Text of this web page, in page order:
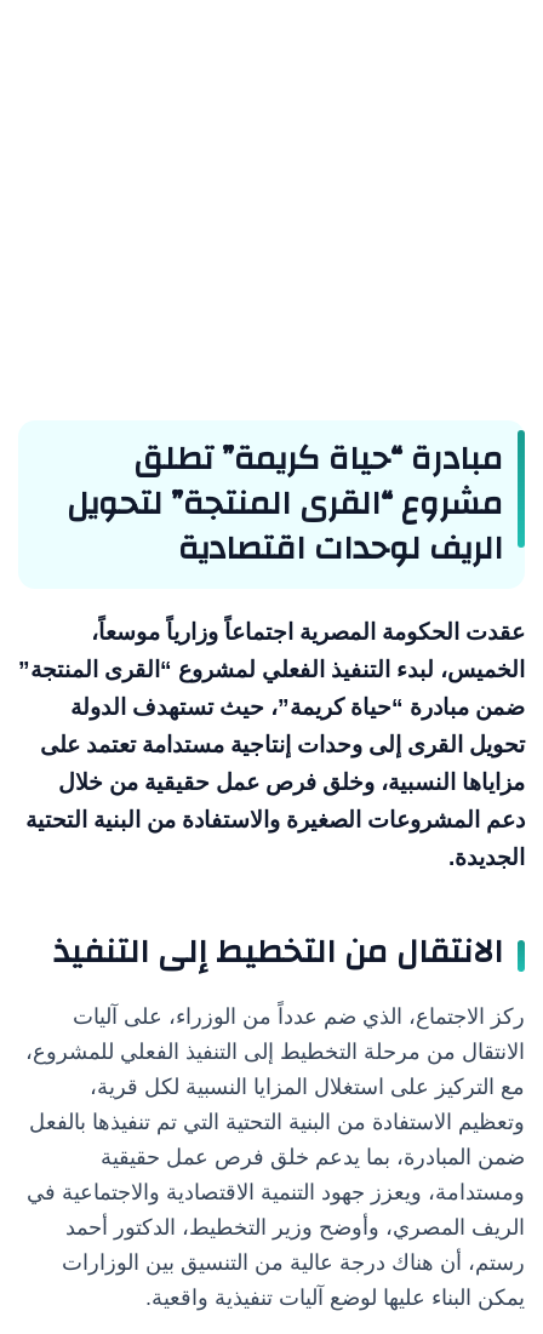
مبادرة “حياة كريمة” تطلق
مشروع “القرى المنتجة” لتحويل
الريف لوحدات اقتصادية
عقدت الحكومة المصرية اجتماعاً وزارياً موسعاً،
الخميس، لبدء التنفيذ الفعلي لمشروع “القرى المنتجة”
ضمن مبادرة “حياة كريمة”، حيث تستهدف الدولة
تحويل القرى إلى وحدات إنتاجية مستدامة تعتمد على
مزاياها النسبية، وخلق فرص عمل حقيقية من خلال
دعم المشروعات الصغيرة والاستفادة من البنية التحتية
الجديدة.
الانتقال من التخطيط إلى التنفيذ
ركز الاجتماع، الذي ضم عدداً من الوزراء، على آليات
الانتقال من مرحلة التخطيط إلى التنفيذ الفعلي للمشروع،
مع التركيز على استغلال المزايا النسبية لكل قرية،
وتعظيم الاستفادة من البنية التحتية التي تم تنفيذها بالفعل
ضمن المبادرة، بما يدعم خلق فرص عمل حقيقية
ومستدامة، ويعزز جهود التنمية الاقتصادية والاجتماعية في
الريف المصري، وأوضح وزير التخطيط، الدكتور أحمد
رستم، أن هناك درجة عالية من التنسيق بين الوزارات
يمكن البناء عليها لوضع آليات تنفيذية واقعية.